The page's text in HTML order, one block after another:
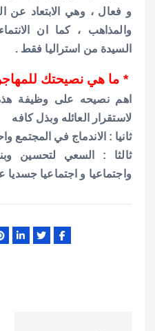
و فعال ، وهي الابتعاد عن
والمذاهب ، كما ان
السيدة من استراليا فقط .
* ما هي نصيحتك
اهم نصيحه على وظيفة
لاستقرار العائله وبذل كافه
ثانيا : الاندماج في المجتمع
ثالثا : السعي لتحسين
واجتماعيا و اجتماعيا